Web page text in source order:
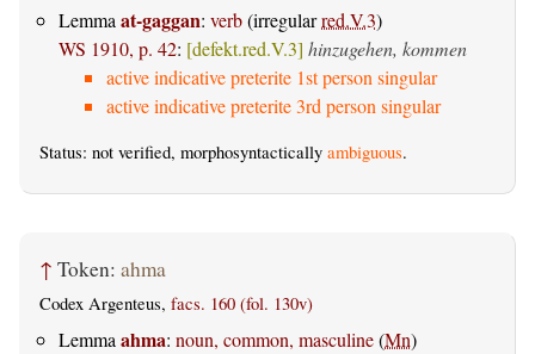
Lemma at-gaggan: verb(irregularred.V.3)
WS 1910, p. 42: [defekt.red.V.3] hinzugehen, kommen
active indicative preterite 1st person singular
active indicative preterite 3rd person singular
Status: not verified, morphosyntactically ambiguous.
↑ Token: ahma
Codex Argenteus, facs. 160 (fol. 130v)
Lemmaahma: noun, common, masculine(Mn)